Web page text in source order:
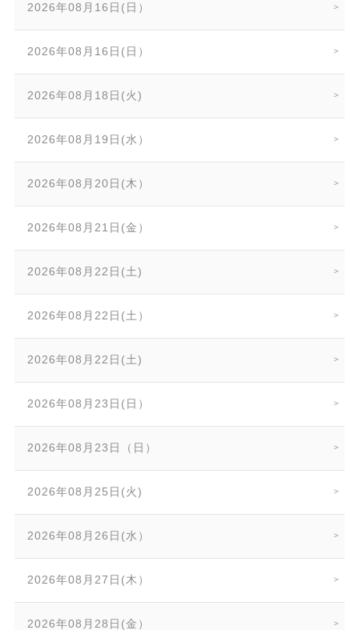
2026年08月16日(日）
2026年08月16日(日）
2026年08月18日(火)
2026年08月19日(水）
2026年08月20日(木）
2026年08月21日(金）
2026年08月22日(土)
2026年08月22日(土）
2026年08月22日(土)
2026年08月23日(日）
2026年08月23日（日）
2026年08月25日(火)
2026年08月26日(水）
2026年08月27日(木）
2026年08月28日(金）